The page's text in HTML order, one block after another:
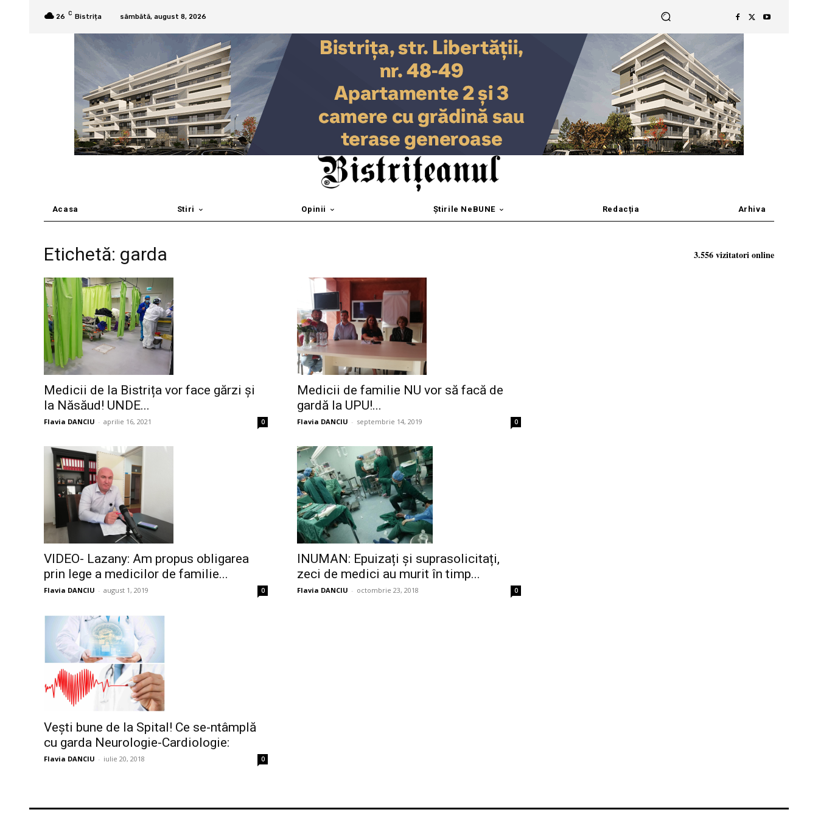
26 C Bistrița sâmbătă, august 8, 2026
Acasa Stiri Opinii Știrile NeBUNE Redacția Arhiva
Etichetă: garda
Medicii de la Bistrița vor face gărzi și
la Năsăud! UNDE...
Flavia DANCIU - aprilie 16, 2021 0
Medicii de familie NU vor să facă de
gardă la UPU!...
Flavia DANCIU - septembrie 14, 2019 0
VIDEO- Lazany: Am propus obligarea
prin lege a medicilor de familie...
Flavia DANCIU - august 1, 2019 0
INUMAN: Epuizați și suprasolicitați,
zeci de medici au murit în timp...
Flavia DANCIU - octombrie 23, 2018 0
Vești bune de la Spital! Ce se-ntâmplă
cu garda Neurologie-Cardiologie:
Flavia DANCIU - iulie 20, 2018 0
3.556 vizitatori online